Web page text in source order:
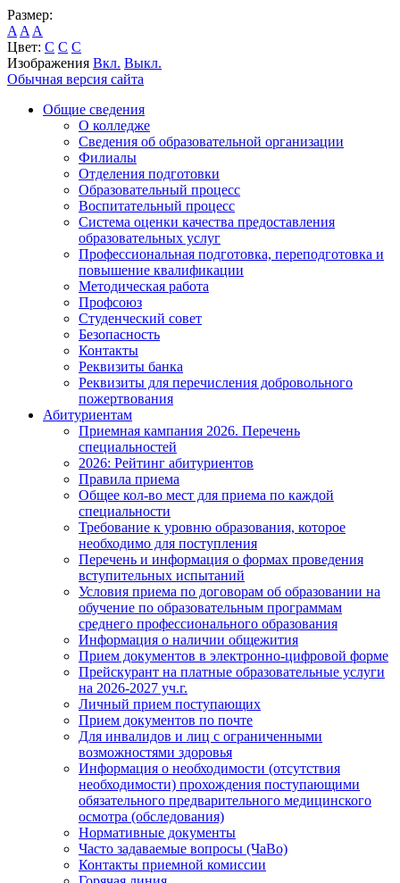
Размер:
A A A
Цвет: C C C
Изображения Вкл. Выкл.
Обычная версия сайта
Общие сведения
О колледже
Сведения об образовательной организации
Филиалы
Отделения подготовки
Образовательный процесс
Воспитательный процесс
Система оценки качества предоставления
образовательных услуг
Профессиональная подготовка, переподготовка и
повышение квалификации
Методическая работа
Профсоюз
Студенческий совет
Безопасность
Контакты
Реквизиты банка
Реквизиты для перечисления добровольного
пожертвования
Абитуриентам
Приемная кампания 2026. Перечень
специальностей
2026: Рейтинг абитуриентов
Правила приема
Общее кол-во мест для приема по каждой
специальности
Требование к уровню образования, которое
необходимо для поступления
Перечень и информация о формах проведения
вступительных испытаний
Условия приема по договорам об образовании на
обучение по образовательным программам
среднего профессионального образования
Информация о наличии общежития
Прием документов в электронно-цифровой форме
Прейскурант на платные образовательные услуги
на 2026-2027 уч.г.
Личный прием поступающих
Прием документов по почте
Для инвалидов и лиц с ограниченными
возможностями здоровья
Информация о необходимости (отсутствия
необходимости) прохождения поступающими
обязательного предварительного медицинского
осмотра (обследования)
Нормативные документы
Часто задаваемые вопросы (ЧаВо)
Контакты приемной комиссии